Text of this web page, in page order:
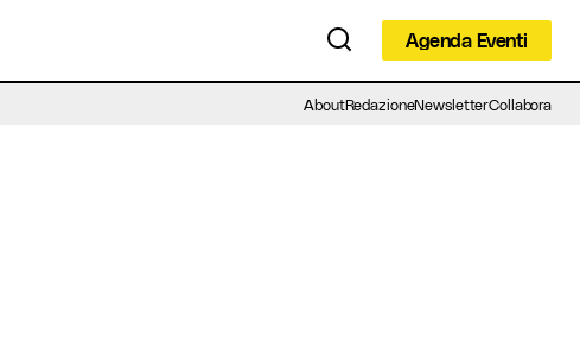
Agenda Eventi
Agenda Eventi
AboutRedazioneNewsletterCollabora